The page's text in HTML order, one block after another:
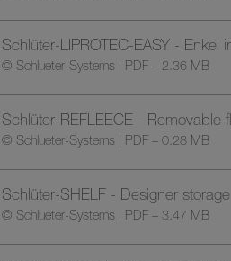
Schlüter-LIPROTEC-EASY - Enkel
© Schlueter-Systems | PDF – 2.36 MB
Schlüter-REFLEECE -
© Schlueter-Systems | PDF – 0.28 MB
Schlüter-SHELF - Designer storage
© Schlueter-Systems | PDF – 3.47 MB